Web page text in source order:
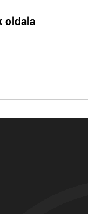
oldala